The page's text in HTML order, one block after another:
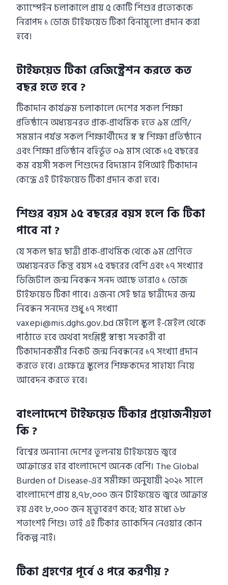
ক্যাম্পেইন চলাকালে প্রায় ৫ কোটি শিশুর প্রত্যেককে
নিরাপদ ১ ডোজ টাইফয়েড টিকা বিনামূল্যে প্রদান করা
হবে।
টাইফয়েড টিকা রেজিস্ট্রেশন করতে কত
বছর হতে হবে ?
টিকাদান কার্যক্রম চলাকালে দেশের সকল শিক্ষা
প্রতিষ্ঠানে অধ্যয়নরত প্রাক-প্রাথমিক হতে ৯ম শ্রেণি/
সমমান পর্যন্ত সকল শিক্ষার্থীদের স্ব স্ব শিক্ষা প্রতিষ্ঠানে
এবং শিক্ষা প্রতিষ্ঠান বহির্ভূত ০৯ মাস থেকে ১৫ বছরের
কম বয়সী সকল শিশুদের বিদ্যমান ইপিআই টিকাদান
কেন্দ্রে এই টাইফয়েড টিকা প্রদান করা হবে।
শিশুর বয়স ১৫ বছরের বয়স হলে কি টিকা
পাবে না ?
যে সকল ছাত্র ছাত্রী প্রাক-প্রাথমিক থেকে ৯ম শ্রেণিতে
অধ্যয়নরত কিন্তু বয়স ১৫ বছরের বেশি এবং ১৭ সংখ্যার
ডিজিটাল জন্ম নিবন্ধন সনদ আছে তারাও ১ ডোজ
টাইফয়েড টিকা পাবে। এজন্য সেই ছাত্র ছাত্রীদের জন্ম
নিবন্ধন সনদের শুধু ১৭ সংখ্যা
vaxepi@mis.dghs.gov.bd মেইলে স্কুল ই-মেইল থেকে
পাঠাতে হবে অথবা সংশ্লিষ্ট স্বাস্থ্য সহকারী বা
টিকাদানকর্মীর নিকট জন্ম নিবন্ধনের ১৭ সংখ্যা প্রদান
করতে হবে। এক্ষেত্রে স্কুলের শিক্ষকদের সাহায্য নিয়ে
আবেদন করতে হবে।
বাংলাদেশে টাইফয়েড টিকার প্রয়োজনীয়তা
কি ?
বিশ্বের অন্যান্য দেশের তুলনায় টাইফয়েড জ্বরে
আক্রান্তের হার বাংলাদেশে অনেক বেশি। The Global
Burden of Disease-এর সমীক্ষা অনুযায়ী ২০২১ সালে
বাংলাদেশে প্রায় ৪,৭৮,০০০ জন টাইফয়েড জ্বরে আক্রান্ত
হয় এবং ৮,০০০ জন মৃত্যুবরণ করে; যার মধ্যে ৬৮
শতাংশই শিশু। তাই এই টিকার ভ্যাকসিন নেওয়ার কোন
বিকল্প নাই।
টিকা গ্রহণের পূর্বে ও পরে করণীয় ?